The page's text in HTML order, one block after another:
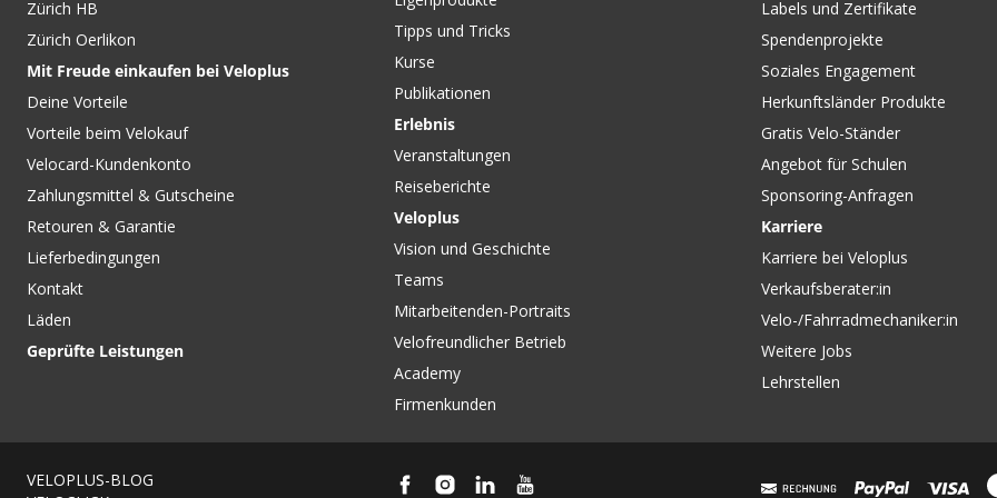
Zürich HB
Zürich Oerlikon
Mit Freude einkaufen bei Veloplus
Deine Vorteile
Vorteile beim Velokauf
Velocard-Kundenkonto
Zahlungsmittel & Gutscheine
Retouren & Garantie
Lieferbedingungen
Kontakt
Läden
Geprüfte Leistungen
Tipps und Tricks
Kurse
Publikationen
Erlebnis
Veranstaltungen
Reiseberichte
Veloplus
Vision und Geschichte
Teams
Mitarbeitenden-Portraits
Velofreundlicher Betrieb
Academy
Firmenkunden
Labels und Zertifikate
Spendenprojekte
Soziales Engagement
Herkunftsländer Produkte
Gratis Velo-Ständer
Angebot für Schulen
Sponsoring-Anfragen
Karriere
Karriere bei Veloplus
Verkaufsberater:in
Velo-/Fahrradmechaniker:in
Weitere Jobs
Lehrstellen
VELOPLUS-BLOG